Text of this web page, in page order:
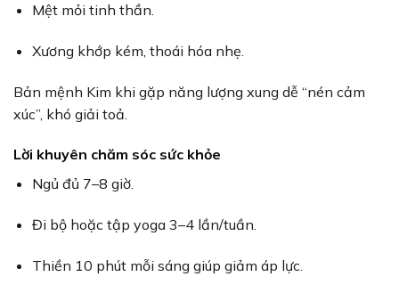
Mệt mỏi tinh thần.
Xương khớp kém, thoái hóa nhẹ.
Bản mệnh Kim khi gặp năng lượng xung dễ “nén cảm
xúc”, khó giải toả.
Lời khuyên chăm sóc sức khỏe
Ngủ đủ 7–8 giờ.
Đi bộ hoặc tập yoga 3–4 lần/tuần.
Thiền 10 phút mỗi sáng giúp giảm áp lực.